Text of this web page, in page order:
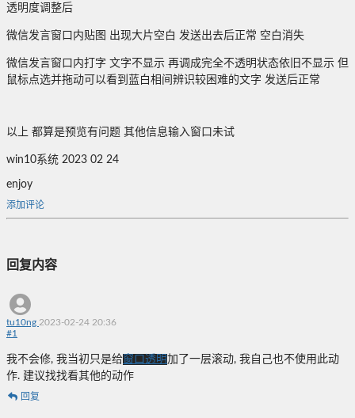
透明度调整后
微信发言窗口内贴图 出现大片空白 发送出去后正常 空白消失
微信发言窗口内打字 文字不显示 再调成完全不透明状态依旧不显示 但
鼠标点选并拖动可以看到蓝白相间辨识较困难的文字 发送后正常
以上 都算是预览有问题 其他信息输入窗口未试
win10系统 2023 02 24
enjoy
添加评论
回复内容
tu10ng 2023-02-24 20:36
#1
我不会修, 我当初只是给窗口透明加了一层滚动, 我自己也不使用此动
作. 建议找找看其他的动作
回复